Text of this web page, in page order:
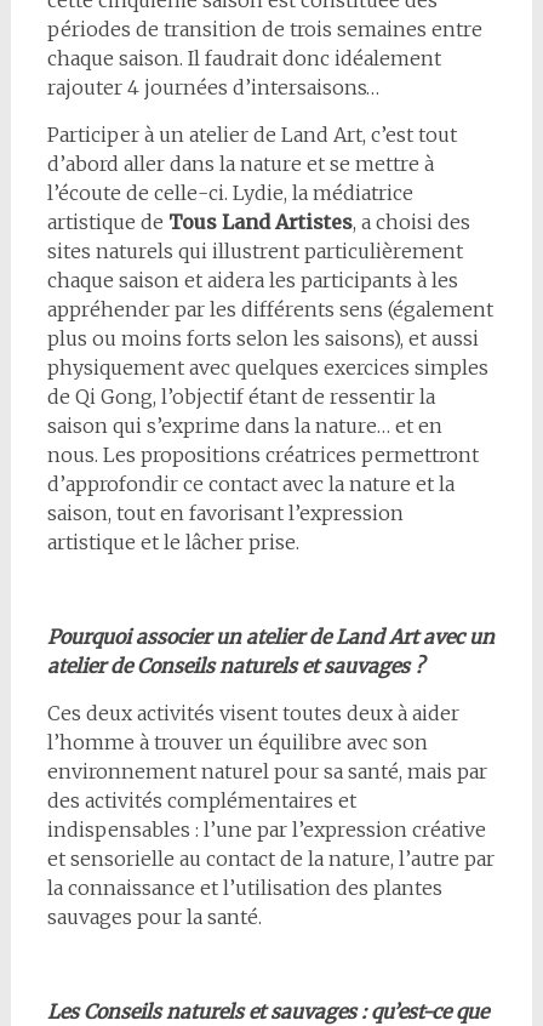
périodes de transition de trois semaines entre
chaque saison. Il faudrait donc idéalement
rajouter 4 journées d’intersaisons…
Participer à un atelier de Land Art, c’est tout
d’abord aller dans la nature et se mettre à
l’écoute de celle-ci. Lydie, la médiatrice
artistique de Tous Land Artistes, a choisi des
sites naturels qui illustrent particulièrement
chaque saison et aidera les participants à les
appréhender par les différents sens (également
plus ou moins forts selon les saisons), et aussi
physiquement avec quelques exercices simples
de Qi Gong, l’objectif étant de ressentir la
saison qui s’exprime dans la nature… et en
nous. Les propositions créatrices permettront
d’approfondir ce contact avec la nature et la
saison, tout en favorisant l’expression
artistique et le lâcher prise.
Pourquoi associer un atelier de Land Art avec un
atelier de Conseils naturels et sauvages ?
Ces deux activités visent toutes deux à aider
l’homme à trouver un équilibre avec son
environnement naturel pour sa santé, mais par
des activités complémentaires et
indispensables : l’une par l’expression créative
et sensorielle au contact de la nature, l’autre par
la connaissance et l’utilisation des plantes
sauvages pour la santé.
Les Conseils naturels et sauvages : qu’est-ce que